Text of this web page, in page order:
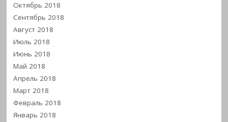
Октябрь 2018
Сентябрь 2018
Август 2018
Июль 2018
Июнь 2018
Май 2018
Апрель 2018
Март 2018
Февраль 2018
Январь 2018